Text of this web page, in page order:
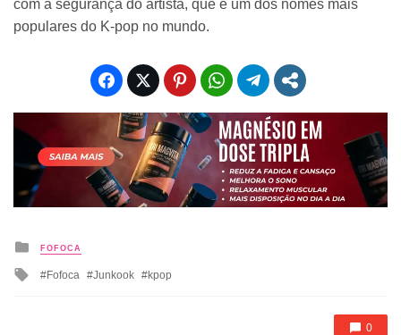
com a segurança do artista, que é um dos nomes mais
populares do K-pop no mundo.
Posted
in
FOFOCA
Tagged
Fofoca Junkook kpop
0